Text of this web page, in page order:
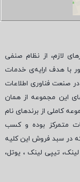
لازم، از نظام صنفی
با هدف ارایه‌ی خدمات
صنعت فناوری اطلاعات
این مجموعه از همان
کاملی از برندهای نام
متمرکز بوده و کسب
در سبد فروش این کلیه
تیپی لینک ، یوتل،